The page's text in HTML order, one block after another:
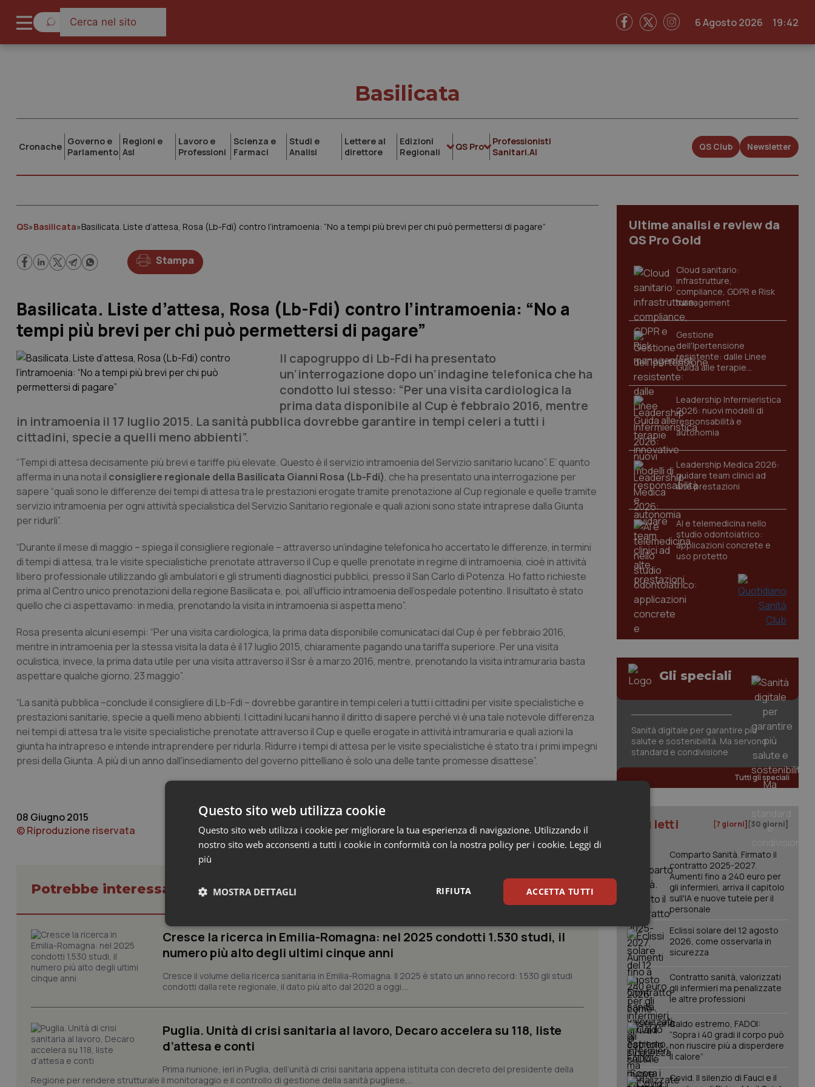
6 Agosto 2026 19:42
Basilicata
Cronache Governo e
Parlamento
Regioni e
Asl
Lavoro e
Professioni
Scienza e
Farmaci
Studi e
Analisi
Lettere al
direttore
Edizioni
Regionali
QS Pro
Professionisti
Sanitari.AI
QS Club Newsletter
QS»Basilicata»Basilicata. Liste d’attesa, Rosa (Lb-Fdi) contro l’intramoenia: “No a tempi più brevi per chi può permettersi di pagare”
Stampa
Basilicata. Liste d’attesa, Rosa (Lb-Fdi) contro l’intramoenia: “No a
tempi più brevi per chi può permettersi di pagare”
Il capogruppo di Lb-Fdi ha presentato
un’interrogazione dopo un’indagine telefonica che ha
condotto lui stesso: “Per una visita cardiologica la
prima data disponibile al Cup è febbraio 2016, mentre
in intramoenia il 17 luglio 2015. La sanità pubblica dovrebbe garantire in tempi celeri a tutti i
cittadini, specie a quelli meno abbienti”.
“Tempi di attesa decisamente più brevi e tariffe più elevate. Questo è il servizio intramoenia del Servizio sanitario lucano”. E’ quanto
afferma in una nota il consigliere regionale della Basilicata Gianni Rosa (Lb-Fdi), che ha presentato una interrogazione per
sapere “quali sono le differenze dei tempi di attesa tra le prestazioni erogate tramite prenotazione al Cup regionale e quelle tramite
servizio intramoenia per ogni attività specialistica del Servizio Sanitario regionale e quali azioni sono state intraprese dalla Giunta
per ridurli”.
“Durante il mese di maggio – spiega il consigliere regionale – attraverso un’indagine telefonica ho accertato le differenze, in termini
di tempi di attesa, tra le visite specialistiche prenotate attraverso il Cup e quelle prenotate in regime di intramoenia, cioè in attività
libero professionale utilizzando gli ambulatori e gli strumenti diagnostici pubblici, presso il San Carlo di Potenza. Ho fatto richieste
prima al Centro unico prenotazioni della regione Basilicata e, poi, all’ufficio intramoenia dell’ospedale potentino. Il risultato è stato
quello che ci aspettavamo: in media, prenotando la visita in intramoenia si aspetta meno”.
Rosa presenta alcuni esempi: “Per una visita cardiologica, la prima data disponibile comunicataci dal Cup è per febbraio 2016,
mentre in intramoenia per la stessa visita la data è il 17 luglio 2015, chiaramente pagando una tariffa superiore. Per una visita
oculistica, invece, la prima data utile per una visita attraverso il Ssr è a marzo 2016, mentre, prenotando la visita intramuraria basta
aspettare qualche giorno, 23 maggio”.
“La sanità pubblica –conclude il consigliere di Lb-Fdi – dovrebbe garantire in tempi celeri a tutti i cittadini per visite specialistiche e
prestazioni sanitarie, specie a quelli meno abbienti. I cittadini lucani hanno il diritto di sapere perché vi è una tale notevole differenza
nei tempi di attesa tra le visite specialistiche prenotate attraverso il Cup e quelle erogate in attività intramuraria e quali azioni la
giunta ha intrapreso e intende intraprendere per ridurla. Ridurre i tempi di attesa per le visite specialistiche è stato tra i primi impegni
presi della Giunta. A più di un anno dall'insediamento del governo pittelliano è solo una delle tante promesse disattese”.
08 Giugno 2015
© Riproduzione riservata
Potrebbe interessarti in Basilicata
Cresce la ricerca in Emilia-Romagna: nel 2025 condotti 1.530 studi, il
numero più alto degli ultimi cinque anni
Cresce il volume della ricerca sanitaria in Emilia-Romagna. Il 2025 è stato un anno record: 1.530 gli studi
condotti dalla rete regionale, il dato più alto dal 2020 a oggi....
Puglia. Unità di crisi sanitaria al lavoro, Decaro accelera su 118, liste
d’attesa e conti
Prima riunione, ieri in Puglia, dell’unità di crisi sanitaria appena istituita con decreto del presidente della
Regione per rendere strutturale il monitoraggio e il controllo di gestione della sanità pugliese,...
Ultime analisi e review da
QS Pro Gold
Cloud sanitario:
infrastrutture,
compliance, GDPR e Risk
management
Gestione
dell'Ipertensione
resistente: dalle Linee
Guida alle terapie
innovative
Leadership Infermieristica
2026: nuovi modelli di
responsabilità e
autonomia
Leadership Medica 2026:
guidare team clinici ad
alte prestazioni
AI e telemedicina nello
studio odontoiatrico:
applicazioni concrete e
uso protetto
Gli speciali
Sanità digitale per garantire più
salute e sostenibilità. Ma servono
standard e condivisione
Tutti gli speciali
I più letti [7 giorni] [30 giorni]
Comparto Sanità. Firmato il
contratto 2025-2027.
Aumenti fino a 240 euro per
gli infermieri, arriva il capitolo
sull'IA e nuove tutele per il
personale
Eclissi solare del 12 agosto
2026, come osservarla in
sicurezza
Contratto sanità, valorizzati
gli infermieri ma penalizzate
le altre professioni
Caldo estremo, FADOI:
“Sopra i 40 gradi il corpo può
non riuscire più a disperdere
il calore”
Covid. Il silenzio di Fauci e il
Questo sito web utilizza cookie
Questo sito web utilizza i cookie per migliorare la tua esperienza di navigazione. Utilizzando il
nostro sito web acconsenti a tutti i cookie in conformità con la nostra policy per i cookie. Leggi di
più
ACCETTA TUTTI
RIFIUTA
MOSTRA DETTAGLI
Necessari Statistici Marketing
I cookie necessari contribuiscono a rendere fruibile il sito web abilitandone funzionalità di base quali la navigazione sulle pagine
e l'accesso alle aree protette del sito. Il sito web non è in grado di funzionare correttamente senza questi cookie.
VISITOR_PRIVACY_METADATA
YouTube
5 mesi 4